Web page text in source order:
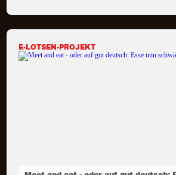
E-LOTSEN-PROJEKT